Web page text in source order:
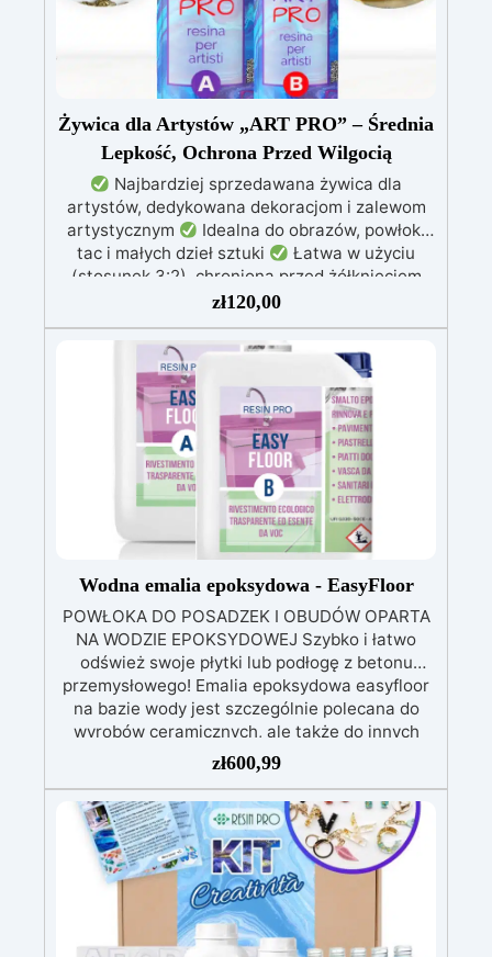
Żywica dla Artystów „ART PRO” – Średnia
Lepkość, Ochrona Przed Wilgocią
Najbardziej sprzedawana żywica dla
artystów, dedykowana dekoracjom i zalewom
artystycznym
Idealna do obrazów, powłok,
tac i małych dzieł sztuki
Łatwa w użyciu
(stosunek 3:2), chroniona przed żółknięciem
dzięki specjalnym filtrom UV
nie kapie, utrzymując precyzyjne i czyste wzory
Utwardza się w 12-24 godziny, zapewniając
błyszczącą i lśniącą powierzchnię
zł120,00
Wodna emalia epoksydowa - EasyFloor
POWŁOKA DO POSADZEK I OBUDÓW OPARTA
NA WODZIE EPOKSYDOWEJ Szybko i łatwo
odśwież swoje płytki lub podłogę z betonu
przemysłowego! Emalia epoksydowa easyfloor
na bazie wody jest szczególnie polecana do
wyrobów ceramicznych, ale także do innych
rodzajów podłoża, takich jak płytki ceramiczne
czy też podłogi z betonu przemysłowego.
Tworzy warstwę ochronną, która chroni przed
zużyciem i przywraca blask powierzchniom!
Emalia wodna bez nieprzyjemnych zapachów,
wzbogacona o związki strukturalne
nieorganiczne, aby zapewnić maksymalną
wytrzymałość, trwałość i przyczepność do
podłoża. Nie uwalnia substancji szkodliwych dla
zł600,99